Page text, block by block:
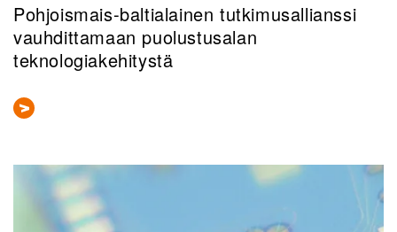
Pohjoismais-baltialainen tutkimusallianssi
vauhdittamaan puolustusalan
teknologiakehitystä